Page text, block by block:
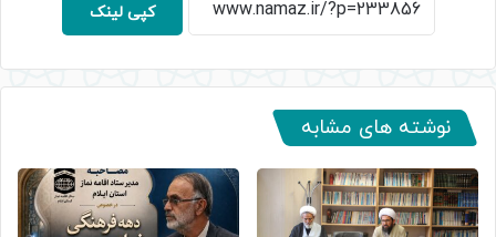
کپی لینک
نوشته های مشابه